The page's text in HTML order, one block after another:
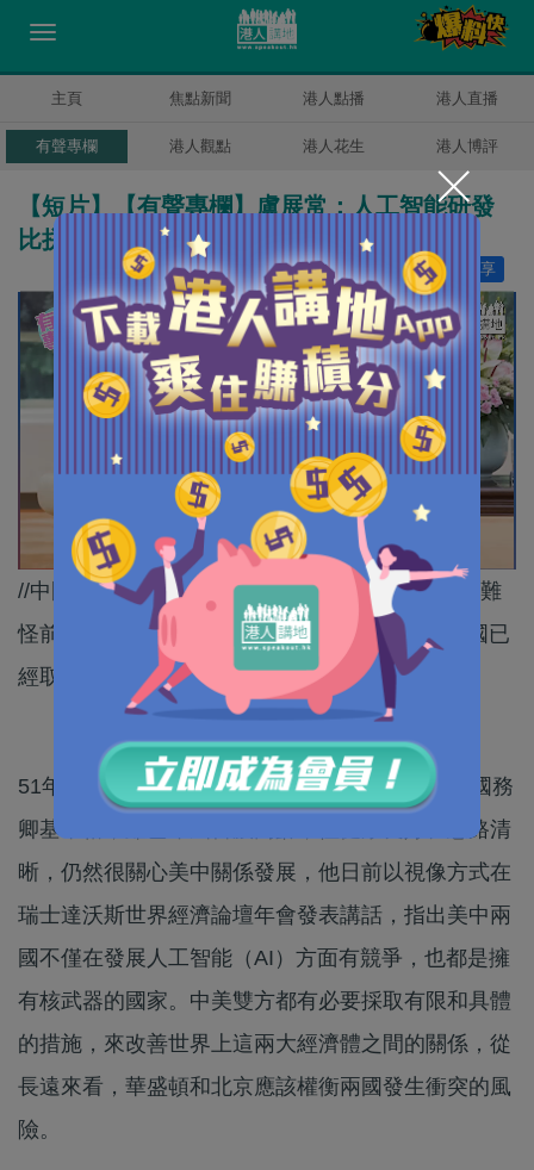
主頁 焦點新聞 港人點播 港人直播
有聲專欄 港人觀點 港人花生 港人博評
【短片】【有聲專欄】盧展常：人工智能研發
比拼 中國完勝美國
分享
讚好 15
//中國在人工智能發展以及論文質量都遠勝美國，難
怪前美國國防官員警告，美中之間的AI之戰，中國已
經取得勝利！//
51年前參與主導美中建立正常外交關係的美國前國務
卿基辛格，雖已年屆百歲高齡，但健康良好、思路清
晰，仍然很關心美中關係發展，他日前以視像方式在
瑞士達沃斯世界經濟論壇年會發表講話，指出美中兩
國不僅在發展人工智能（AI）方面有競爭，也都是擁
有核武器的國家。中美雙方都有必要採取有限和具體
的措施，來改善世界上這兩大經濟體之間的關係，從
長遠來看，華盛頓和北京應該權衡兩國發生衝突的風
險。